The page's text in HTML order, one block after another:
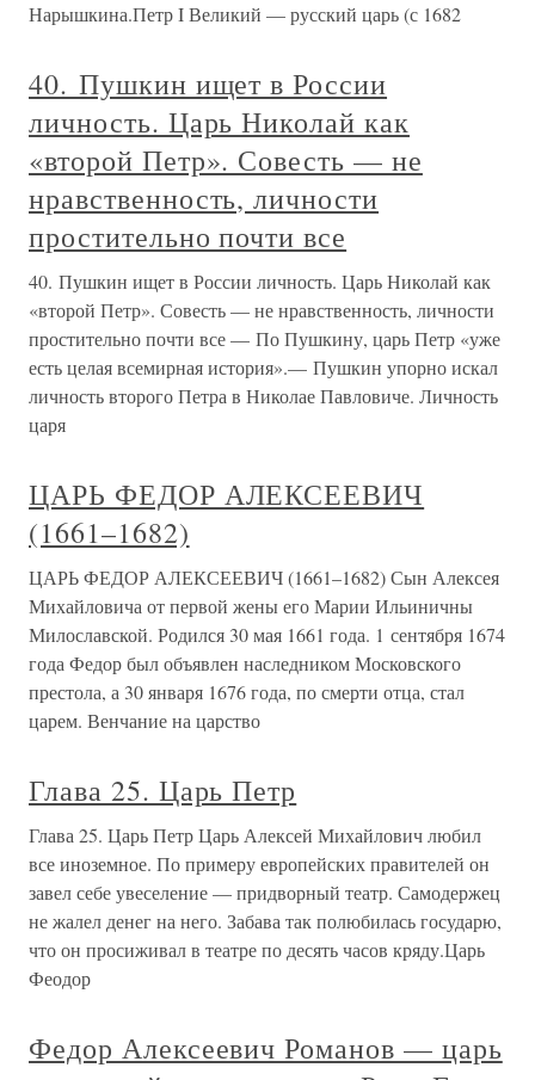
Нарышкина.Петр I Великий — русский царь (с 1682
40. Пушкин ищет в России
личность. Царь Николай как
«второй Петр». Совесть — не
нравственность, личности
простительно почти все
40. Пушкин ищет в России личность. Царь Николай как
«второй Петр». Совесть — не нравственность, личности
простительно почти все — По Пушкину, царь Петр «уже
есть целая всемирная история».— Пушкин упорно искал
личность второго Петра в Николае Павловиче. Личность
царя
ЦАРЬ ФЕДОР АЛЕКСЕЕВИЧ
(1661–1682)
ЦАРЬ ФЕДОР АЛЕКСЕЕВИЧ (1661–1682) Сын Алексея
Михайловича от первой жены его Марии Ильиничны
Милославской. Родился 30 мая 1661 года. 1 сентября 1674
года Федор был объявлен наследником Московского
престола, а 30 января 1676 года, по смерти отца, стал
царем. Венчание на царство
Глава 25. Царь Петр
Глава 25. Царь Петр Царь Алексей Михайлович любил
все иноземное. По примеру европейских правителей он
завел себе увеселение — придворный театр. Самодержец
не жалел денег на него. Забава так полюбилась государю,
что он просиживал в театре по десять часов кряду.Царь
Феодор
Федор Алексеевич Романов — царь